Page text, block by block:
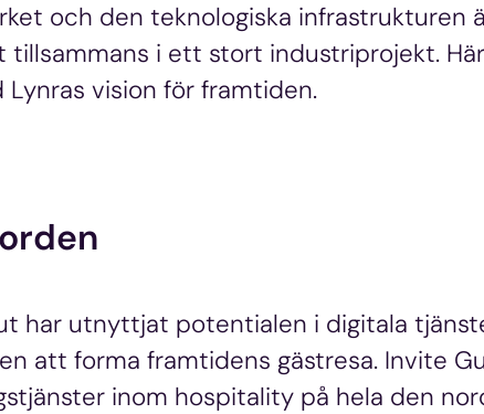
och den teknologiska infrastrukturen
i ett stort industriprojekt.
vision för framtiden.
har utnyttjat potentialen i digitala
att forma framtidens gästresa. Invite
inom hospitality på hela den